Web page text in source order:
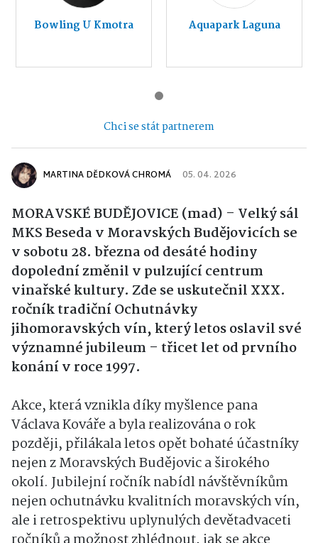
Bowling U Kmotra Aquapark Laguna
Chci se stát partnerem
MARTINA DĚDKOVÁ CHROMÁ 05. 04. 2026
MORAVSKÉ BUDĚJOVICE (mad) – Velký sál
MKS Beseda v Moravských Budějovicích se
v sobotu 28. března od desáté hodiny
dopolední změnil v pulzující centrum
vinařské kultury. Zde se uskutečnil XXX.
ročník tradiční Ochutnávky
jihomoravských vín, který letos oslavil své
významné jubileum – třicet let od prvního
konání v roce 1997.
Akce, která vznikla díky myšlence pana
Václava Kováře a byla realizována o rok
později, přilákala letos opět bohaté účastníky
nejen z Moravských Budějovic a širokého
okolí. Jubilejní ročník nabídl návštěvníkům
nejen ochutnávku kvalitních moravských vín,
ale i retrospektivu uplynulých devětadvaceti